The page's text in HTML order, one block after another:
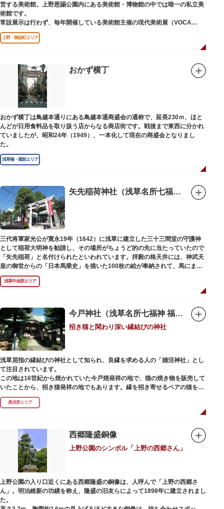
営する美術館。上野恩賜公園内にある美術館・博物館の中では唯一の私立美
術館です。
常設展示は行わず、毎年開催している美術館主催の現代美術展（VOCA
展）、公募展（上野の森美術館大賞展、日本の自然を描く展）のほか、マン
ガから書展にいたるまで定期的に多彩なジャンルの独創的な企画展を開催し
別館の1階には、小企画展などの開催もできる上野の森美術館ギャラリー、
そして、3階には上野の森アートスクールが設置され、初心者から熟練者を
対象とした油彩・アクリル、水彩、日本画のクラスや、週末に受講できる単
発講座などを開催しています。
上野・御徒町エリア
おかず横丁
おかず横丁は鳥越本通りにある鳥越本通商盛会の通称で、延長230ｍ、ほと
んどが日用食料品を取り扱う店からなる商店街です。戦後まで東西に分かれ
ていましたが、昭和24年（1949）、一本化して現在の商盛会となりまし
た。
浅草橋・蔵前エリア
矢先稲荷神社（浅草名所七福神 福禄寿）
三代将軍家光公が寛永19年（1642）に浅草に建立した三十三間堂の守護神
として稲荷大明神を勧請し、その場所がちょうど的の先に当たっていたので
「矢先稲荷」と名付けられたといわれています。拝殿の格天井には、神武天
皇の御世からの「日本馬乗史」を描いた100枚の絵が奉納されて、馬にまつ
わる歴史が一目瞭然に理解できます。
浅草中央部エリア
今戸神社（浅草名所七福神 福禄寿）
招き猫と関わり深い縁結びの神社
浅草屈指の縁結びの神社として知られ、良縁を求める人の「婚活神社」とし
て注目されています。
この地は16世紀から焼かれていた今戸焼発祥の地で、猫の焼き物を販売して
いたことから、招き猫発祥の地でもあります。縁を招き寄せるペアの猫をモ
チーフにした絵馬や御朱印帳も人気です。
1063（康平6）年、時の奥羽鎮守府源頼朝・義家父子が祈願し鎌倉の鶴ヶ丘
末に活躍した新選組沖田総司の終焉の地の碑も佇んでいます。また、浅草名
所七福神の福禄寿が祀られており、七福神詣りの参拝客でも賑わうスポット
奥浅草エリア
西郷隆盛銅像
上野公園のシンボル「上野の西郷さん」
上野公園の入り口近くにある西郷隆盛の銅像は、人呼んで「上野の西郷さ
ん」。明治維新の功績を称え、隆盛の旧友らによって1898年に建立されまし
た。